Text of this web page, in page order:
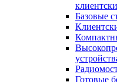
Базовые
Готовые